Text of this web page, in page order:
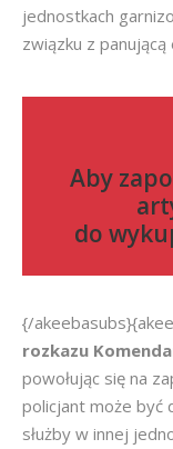
jednostkach
związku z
Aby
do
{/
rozkazu
powołując się na
policjant może być
służby w innej